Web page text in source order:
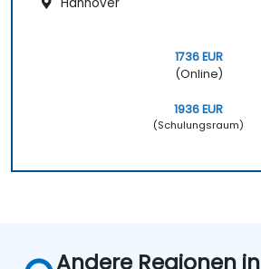
1736 EUR
(Online)
1936 EUR
(Schulungsraum)
Andere Regionen in